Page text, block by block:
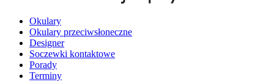
Okulary
Okulary przeciwsłoneczne
Designer
Soczewki kontaktowe
Porady
Terminy